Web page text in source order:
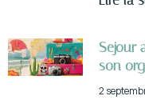
Sejour
son
2